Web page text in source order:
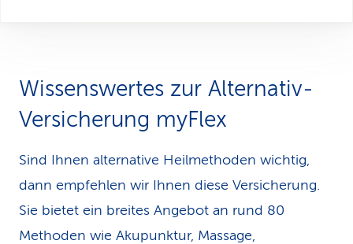
Wissenswertes zur Alternativ-
Versicherung myFlex
Sind Ihnen alternative Heilmethoden wichtig,
dann empfehlen wir Ihnen diese Versicherung.
Sie bietet ein breites Angebot an rund 80
Methoden wie Akupunktur, Massage,